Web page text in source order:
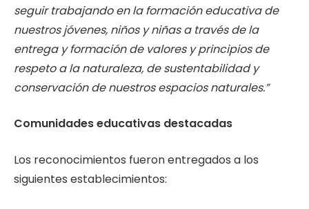
seguir trabajando en la formación educativa de
nuestros jóvenes, niños y niñas a través de la
entrega y formación de valores y principios de
respeto a la naturaleza, de sustentabilidad y
conservación de nuestros espacios naturales.”
Comunidades educativas destacadas
Los reconocimientos fueron entregados a los
siguientes establecimientos: